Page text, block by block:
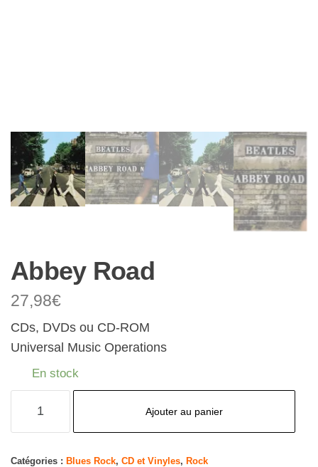
Abbey Road
27,98€
CDs, DVDs ou CD-ROM
Universal Music Operations
En stock
Road
Ajouter au panier
Catégories : Blues Rock, CD et Vinyles, Rock